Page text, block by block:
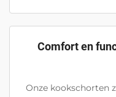
Comfort en
Onze kookschorten